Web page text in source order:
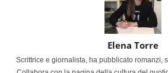
Elena Torre
Scrittrice e giornalista, ha pubblicato romanzi,